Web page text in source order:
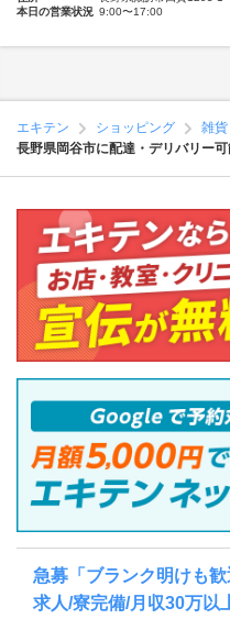
本日の営業状況 9:00〜17:00
エキテン ショッピング
雑貨
長野県岡谷市に配達・デリバリー
急募「ブランク明けも
求人/寮完備/月収30万以